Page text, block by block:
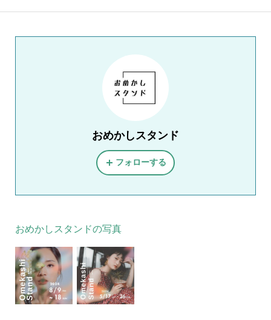
おめかしスタンド
フォローする
おめかしスタンドの写真